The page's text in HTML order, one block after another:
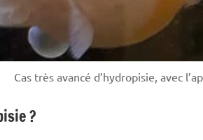
Cas très avancé d’hydropisie, avec
?